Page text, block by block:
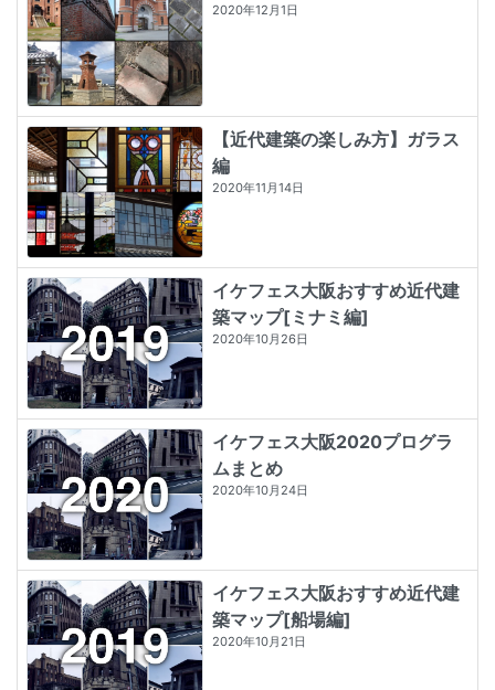
2020年12月1日
【近代建築の楽しみ方】ガラス
編
2020年11月14日
イケフェス大阪おすすめ近代建
築マップ[ミナミ編]
2020年10月26日
イケフェス大阪2020プログラ
ムまとめ
2020年10月24日
イケフェス大阪おすすめ近代建
築マップ[船場編]
2020年10月21日